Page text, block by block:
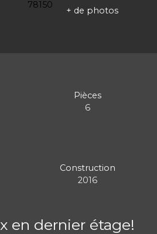
+ de photos
Pièces
6
Construction
2016
en dernier étage!